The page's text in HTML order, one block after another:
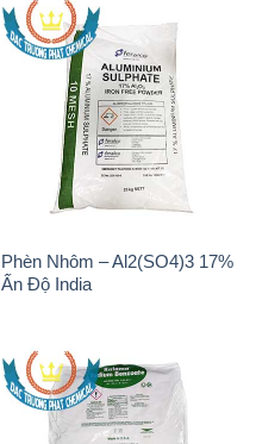
Phèn Nhôm – Al2(SO4)3 17%
Ấn Độ India